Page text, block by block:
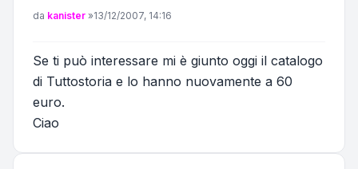
Messaggio
da kanister »13/12/2007, 14:16
Se ti può interessare mi è giunto oggi il catalogo
di Tuttostoria e lo hanno nuovamente a 60
euro.
Ciao